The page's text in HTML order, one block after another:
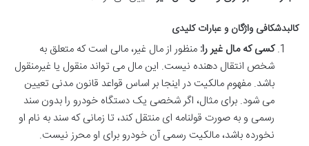
کالبدشکافی واژگان و عبارات کلیدی
کسی که مال غیر را: منظور از مال غیر، مالی است که متعلق به
شخص انتقال دهنده نیست. این مال می تواند منقول یا غیرمنقول
باشد. مفهوم مالکیت در اینجا بر اساس قواعد قانون مدنی تعیین
می شود. برای مثال، اگر شخصی یک دستگاه خودرو را بدون سند
رسمی و به صورت قولنامه ای منتقل کند، تا زمانی که سند به نام او
نخورده باشد، مالکیت رسمی آن خودرو برای او محرز نیست.